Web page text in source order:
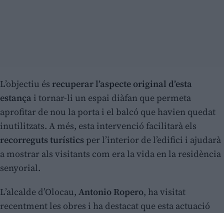
L’objectiu és recuperar l’aspecte original d’esta
estança i tornar-li un espai diàfan que permeta
aprofitar de nou la porta i el balcó que havien quedat
inutilitzats. A més, esta intervenció facilitarà els
recorreguts turístics per l’interior de l’edifici i ajudarà
a mostrar als visitants com era la vida en la residència
senyorial.
L’alcalde d’Olocau, Antonio Ropero, ha visitat
recentment les obres i ha destacat que esta actuació